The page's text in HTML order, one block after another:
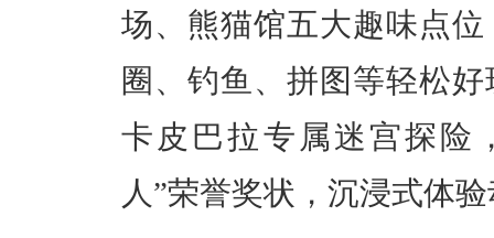
场、熊猫馆五大趣味点
圈、钓鱼、拼图等轻松
卡皮巴拉专属迷宫探险
人”荣誉奖状，沉浸式体